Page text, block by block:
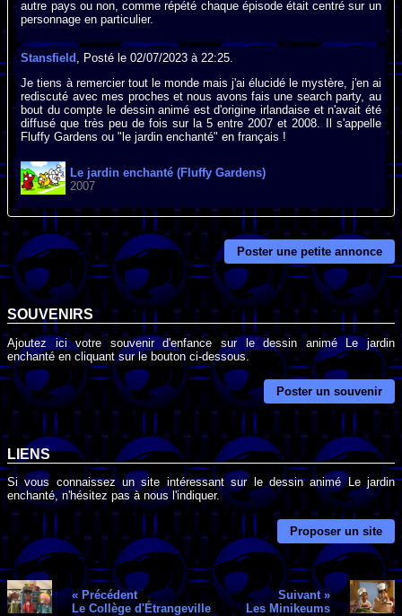
autre pays ou non, comme répété chaque épisode était centré sur un
personnage en particulier.
Stansfield
, Posté le 02/07/2023 à 22:25.
Je tiens à remercier tout le monde mais j'ai élucidé le mystère, j'en ai
rediscuté avec mes proches et nous avons fais une search party, au
bout du compte le dessin animé est d'origine irlandaise et n'avait été
diffusé que très peu de fois sur la 5 entre 2007 et 2008. Il s'appelle
Fluffy Gardens ou "le jardin enchanté" en français !
Le jardin enchanté (Fluffy Gardens)
2007
Poster une petite annonce
SOUVENIRS
Ajoutez ici votre souvenir d'enfance sur le dessin animé Le jardin
enchanté en cliquant sur le bouton ci-dessous.
Poster un souvenir
LIENS
Si vous connaissez un site intéressant sur le dessin animé Le jardin
enchanté, n'hésitez pas à nous l'indiquer.
Proposer un site
« Précédent
Le Collège d'Étrangeville
Suivant »
Les Minikeums